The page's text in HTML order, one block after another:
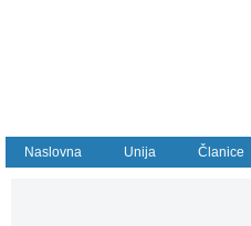
Naslovna Unija Članice